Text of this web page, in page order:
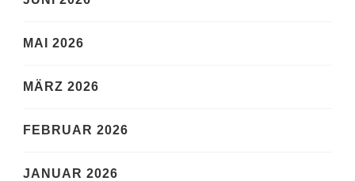
MAI 2026
MÄRZ 2026
FEBRUAR 2026
JANUAR 2026